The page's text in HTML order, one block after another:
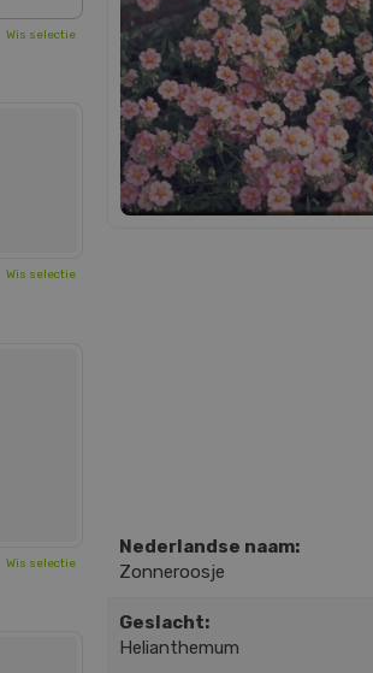
Nederlandse naam:
Zonneroosje
Geslacht:
Helianthemum
Wis selectie
Wis selectie
Wis selectie